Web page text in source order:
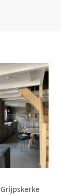
Grijpskerke